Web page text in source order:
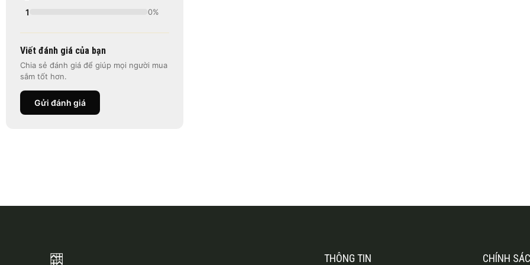
1 0%
Viết đánh giá của bạn
Chia sẻ đánh giá để giúp mọi người mua
sắm tốt hơn.
Gửi đánh giá
THÔNG TIN CHÍNH